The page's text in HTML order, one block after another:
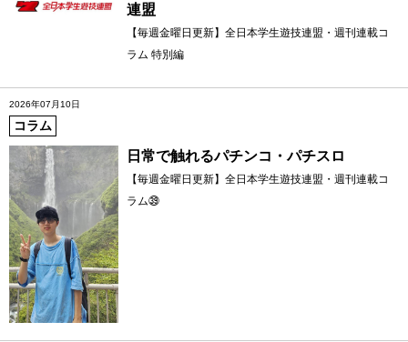
連盟
【毎週金曜日更新】全日本学生遊技連盟・週刊連載コ
ラム 特別編
2026年07月10日
コラム
日常で触れるパチンコ・パチスロ
【毎週金曜日更新】全日本学生遊技連盟・週刊連載コ
ラム㊴